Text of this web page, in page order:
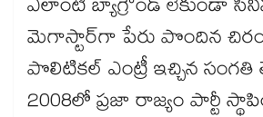
ఎలాంటి బ్యాగ్రౌండ్ లేకుండా
మెగాస్టార్‎గా పేరు పొందిన
పొలిటికల్ ఎంట్రీ ఇచ్చిన సంగతి
2008లో ప్రజా రాజ్యం పార్టీ